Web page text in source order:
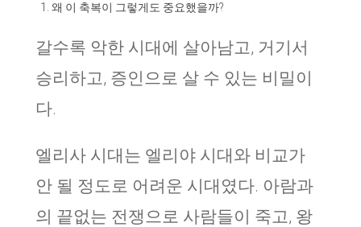
왜 이 축복이 그렇게도 중요했을까?
갈수록 악한 시대에 살아남고, 거기서
승리하고, 증인으로 살 수 있는 비밀이
다.
엘리사 시대는 엘리야 시대와 비교가
안 될 정도로 어려운 시대였다. 아람과
의 끝없는 전쟁으로 사람들이 죽고, 왕